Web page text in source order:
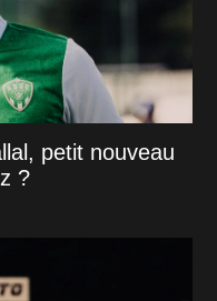
petit nouveau
?